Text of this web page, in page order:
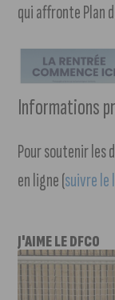
qui affronte Plan
Informations
Pour soutenir les
en ligne (suivre le
J'AIME LE DFCO